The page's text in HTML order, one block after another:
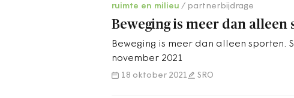
ruimte en milieu partnerbijdrage
Beweging is meer dan alleen
Beweging is meer dan alleen sporten.
november 2021
18 oktober 2021 SRO